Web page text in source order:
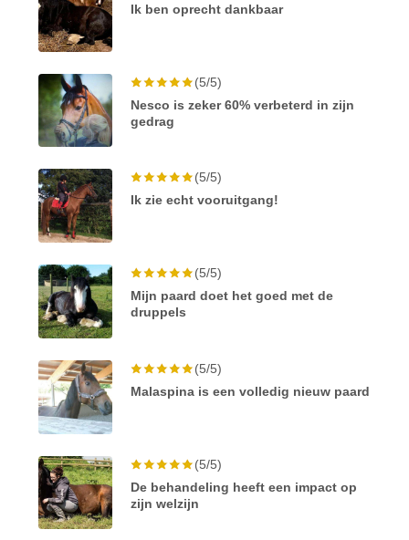
Ik ben oprecht dankbaar
(5/5)
Nesco is zeker 60% verbeterd in zijn
gedrag
(5/5)
Ik zie echt vooruitgang!
(5/5)
Mijn paard doet het goed met de
druppels
(5/5)
Malaspina is een volledig nieuw paard
(5/5)
De behandeling heeft een impact op
zijn welzijn